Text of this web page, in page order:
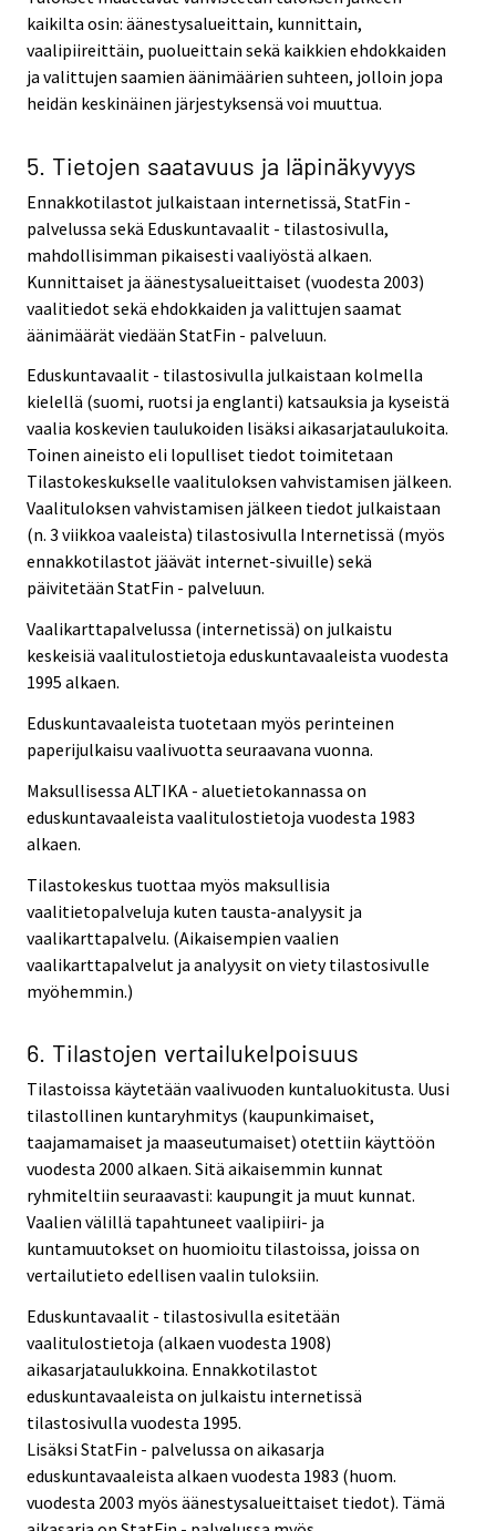
kaikilta osin: äänestysalueittain, kunnittain,
vaalipiireittäin, puolueittain sekä kaikkien ehdokkaiden
ja valittujen saamien äänimäärien suhteen, jolloin jopa
heidän keskinäinen järjestyksensä voi muuttua.
5. Tietojen saatavuus ja läpinäkyvyys
Ennakkotilastot julkaistaan internetissä, StatFin -
palvelussa sekä Eduskuntavaalit - tilastosivulla,
mahdollisimman pikaisesti vaaliyöstä alkaen.
Kunnittaiset ja äänestysalueittaiset (vuodesta 2003)
vaalitiedot sekä ehdokkaiden ja valittujen saamat
äänimäärät viedään StatFin - palveluun.
Eduskuntavaalit - tilastosivulla julkaistaan kolmella
kielellä (suomi, ruotsi ja englanti) katsauksia ja kyseistä
vaalia koskevien taulukoiden lisäksi aikasarjataulukoita.
Toinen aineisto eli lopulliset tiedot toimitetaan
Tilastokeskukselle vaalituloksen vahvistamisen jälkeen.
Vaalituloksen vahvistamisen jälkeen tiedot julkaistaan
(n. 3 viikkoa vaaleista) tilastosivulla Internetissä (myös
ennakkotilastot jäävät internet-sivuille) sekä
päivitetään StatFin - palveluun.
Vaalikarttapalvelussa (internetissä) on julkaistu
keskeisiä vaalitulostietoja eduskuntavaaleista vuodesta
1995 alkaen.
Eduskuntavaaleista tuotetaan myös perinteinen
paperijulkaisu vaalivuotta seuraavana vuonna.
Maksullisessa ALTIKA - aluetietokannassa on
eduskuntavaaleista vaalitulostietoja vuodesta 1983
alkaen.
Tilastokeskus tuottaa myös maksullisia
vaalitietopalveluja kuten tausta-analyysit ja
vaalikarttapalvelu. (Aikaisempien vaalien
vaalikarttapalvelut ja analyysit on viety tilastosivulle
myöhemmin.)
6. Tilastojen vertailukelpoisuus
Tilastoissa käytetään vaalivuoden kuntaluokitusta. Uusi
tilastollinen kuntaryhmitys (kaupunkimaiset,
taajamamaiset ja maaseutumaiset) otettiin käyttöön
vuodesta 2000 alkaen. Sitä aikaisemmin kunnat
ryhmiteltiin seuraavasti: kaupungit ja muut kunnat.
Vaalien välillä tapahtuneet vaalipiiri- ja
kuntamuutokset on huomioitu tilastoissa, joissa on
vertailutieto edellisen vaalin tuloksiin.
Eduskuntavaalit - tilastosivulla esitetään
vaalitulostietoja (alkaen vuodesta 1908)
aikasarjataulukkoina. Ennakkotilastot
eduskuntavaaleista on julkaistu internetissä
tilastosivulla vuodesta 1995.
Lisäksi StatFin - palvelussa on aikasarja
eduskuntavaaleista alkaen vuodesta 1983 (huom.
vuodesta 2003 myös äänestysalueittaiset tiedot). Tämä